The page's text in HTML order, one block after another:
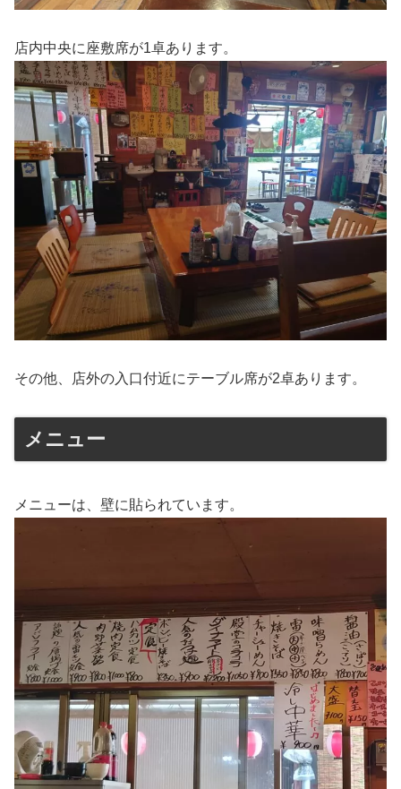
店内中央に座敷席が1卓あります。
その他、店外の入口付近にテーブル席が2卓あります。
メニュー
メニューは、壁に貼られています。